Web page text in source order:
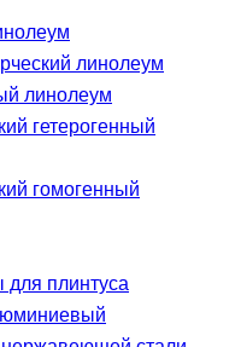
линолеум
линолеум
гетерогенный
гомогенный
для плинтуса